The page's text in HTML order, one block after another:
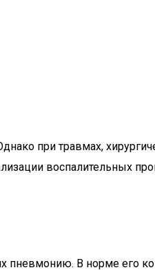
при травмах,
воспалительных
В норме его